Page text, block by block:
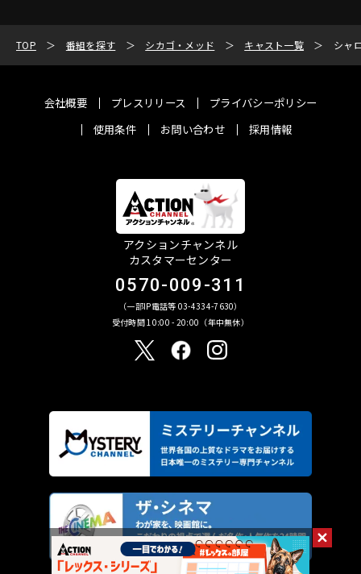
TOP 番組を探す シカゴ・メッド キャスト一覧 シャ
会社概要 プレスリリース
プライバシーポリシー
使用条件
お問い合わせ 採用情報
アクションチャンネル
カスタマーセンター
0570-009-311
（一部IP電話等 03-4334-7630）
受付時間 10:00 - 20:00（年中無休）